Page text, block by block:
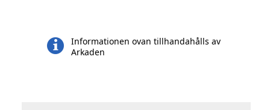
Informationen ovan tillhandahålls av
Arkaden